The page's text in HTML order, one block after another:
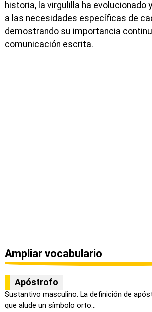
historia, la virgulilla ha evolucionado
a las necesidades específicas de
demostrando su importancia
comunicación escrita.
Ampliar vocabulario
Apóstrofo
Sustantivo masculino. La definición de
que alude un símbolo orto...